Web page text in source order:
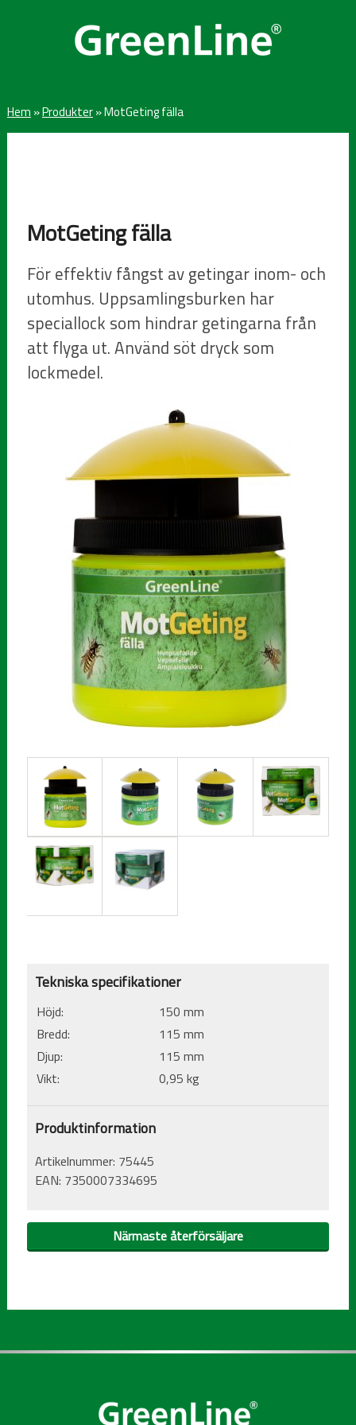
Hem »Produkter»MotGeting fälla
MotGeting fälla
För effektiv fångst av getingar inom- och
utomhus. Uppsamlingsburken har
speciallock som hindrar getingarna från
att flyga ut. Använd söt dryck som
lockmedel.
Tekniska specifikationer
Höjd:
150 mm
Bredd:
115 mm
Djup:
115 mm
Vikt:
0,95 kg
Produktinformation
Artikelnummer: 75445
EAN: 7350007334695
Närmaste återförsäljare